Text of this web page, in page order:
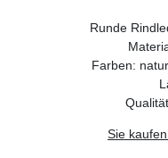
Runde
Farben:
Sie